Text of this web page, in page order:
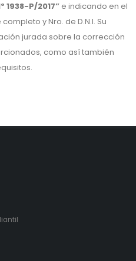
1938-P/2017” e indicando en el
y Nro. de D.N.I. Su
jurada sobre la corrección
como así también